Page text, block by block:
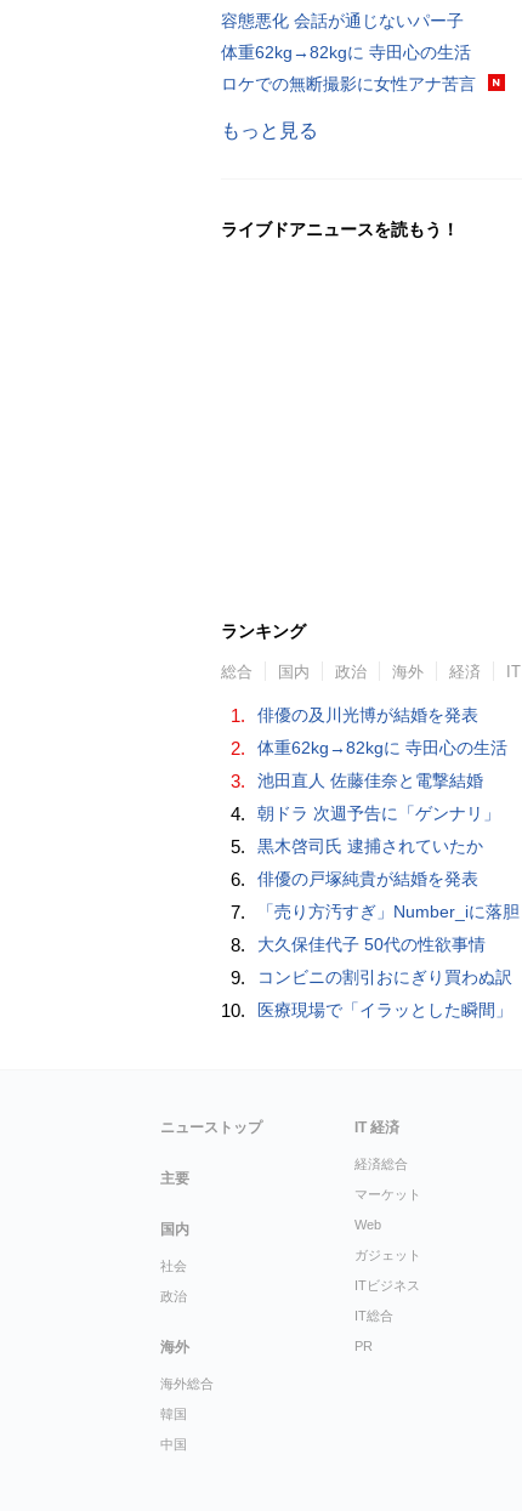
容態悪化 会話が通じないパー子
体重62kg→82kgに 寺田心の生活
ロケでの無断撮影に女性アナ苦言
もっと見る
ライブドアニュースを読もう！
ランキング
総合 国内 政治 海外 経済 IT
1. 俳優の及川光博が結婚を発表
2. 体重62kg→82kgに 寺田心の生活
3. 池田直人 佐藤佳奈と電撃結婚
4. 朝ドラ 次週予告に「ゲンナリ」
5. 黒木啓司氏 逮捕されていたか
6. 俳優の戸塚純貴が結婚を発表
7. 「売り方汚すぎ」Number_iに落胆
8. 大久保佳代子 50代の性欲事情
9. コンビニの割引おにぎり買わぬ訳
10. 医療現場で「イラッとした瞬間」
ニューストップ
主要
国内
社会
政治
海外
海外総合
韓国
中国
IT 経済
経済総合
マーケット
Web
ガジェット
ITビジネス
IT総合
PR